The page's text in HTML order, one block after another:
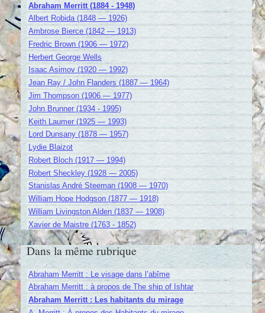
Abraham Merritt (1884 - 1948)
Albert Robida (1848 — 1926)
Ambrose Bierce (1842 — 1913)
Fredric Brown (1906 — 1972)
Herbert George Wells
Isaac Asimov (1920 — 1992)
Jean Ray / John Flanders (1887 — 1964)
Jim Thompson (1906 — 1977)
John Brunner (1934 - 1995)
Keith Laumer (1925 — 1993)
Lord Dunsany (1878 — 1957)
Lydie Blaizot
Robert Bloch (1917 — 1994)
Robert Sheckley (1928 — 2005)
Stanislas André Steeman (1908 — 1970)
William Hope Hodgson (1877 — 1918)
William Livingston Alden (1837 — 1908)
Xavier de Maistre (1763 - 1852)
Dans la même rubrique
Abraham Merritt : Le visage dans l’abîme
Abraham Merritt : à propos de The ship of Ishtar
Abraham Merritt : Les habitants du mirage